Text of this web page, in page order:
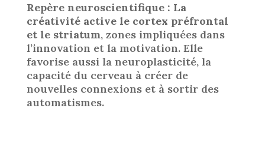
Repère neuroscientifique : La
créativité active le cortex préfrontal
et le striatum, zones impliquées dans
l’innovation et la motivation. Elle
favorise aussi la neuroplasticité, la
capacité du cerveau à créer de
nouvelles connexions et à sortir des
automatismes.